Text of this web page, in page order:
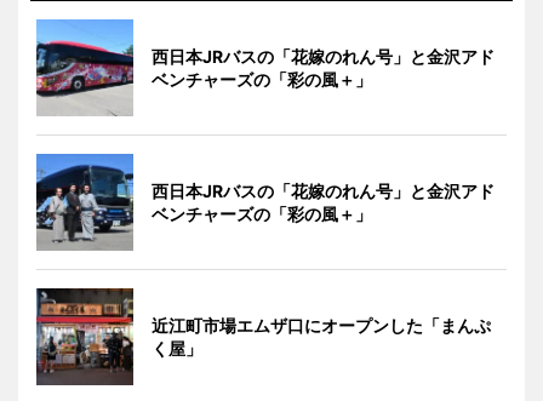
西日本JRバスの「花嫁のれん号」と金沢アド
ベンチャーズの「彩の風＋」
西日本JRバスの「花嫁のれん号」と金沢アド
ベンチャーズの「彩の風＋」
近江町市場エムザ口にオープンした「まんぷ
く屋」